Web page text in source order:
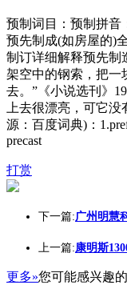
预制词目：预制拼音
预先制成(如房屋的)
制订详细解释预先制
架空中的钢索，把一
去。”《小说选刊》
上去很漂亮，可它
源：百度词典)：
precast
打赏
下一篇:广州明慧
上一篇:康明斯
更多»您可能感兴趣